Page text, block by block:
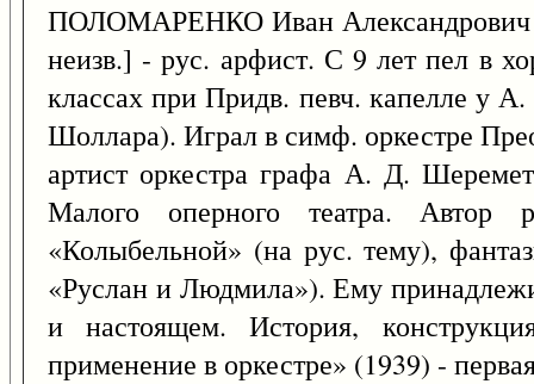
ПОЛОМАРЕНКО Иван
неизв.] - рус. арфист. С 9 лет пел в
классах при Придв. певч. капелле у
Шоллара). Играл в симф. оркестре
артист оркестра графа А. Д.
Малого оперного театра.
«Колыбельной» (на рус. тему),
«Руслан и Людмила»). Ему
и настоящем. История,
применение в оркестре» (1939) -